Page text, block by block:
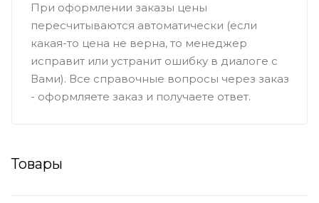
При оформлении заказы цены
пересчитываются автоматически (если
какая-то цена не верна, то менеджер
исправит или устранит ошибку в диалоге с
Вами). Все справочные вопросы через заказ
- оформляете заказ и получаете ответ.
Товары